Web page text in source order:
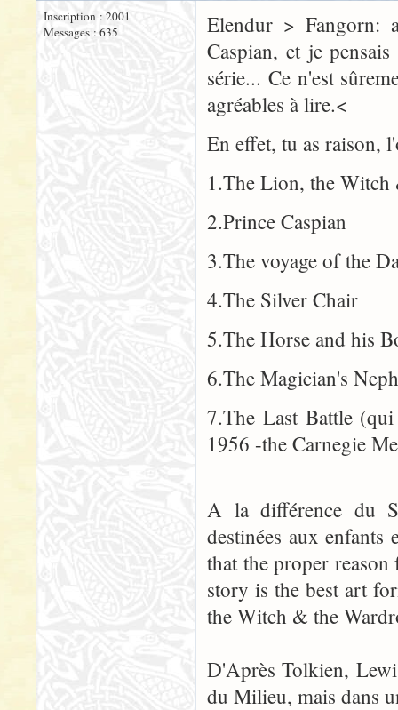
Inscription : 2001
Messages : 635
Elendur > Fangorn:
Caspian, et je
série... Ce n'est
agréables à lire.<
En effet, tu as raison,
1.The Lion, the Witch
2.Prince Caspian
3.The voyage of the
4.The Silver Chair
5.The Horse and his
6.The Magician's
7.The Last Battle
1956 -the Carnegie
A la différence du
destinées aux
that the proper
story is the best art
the Witch & the
D'Après Tolkien,
du Milieu, mais dans